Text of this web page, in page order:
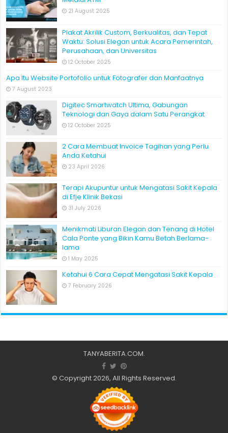
21 August 2025
Plakat Akrilik Custom, Berkualitas, dan Tepat
Waktu: Solusi Elegan untuk Acara Pemerintah,
Perusahaan, dan Universitas
12 October 2025
Apa Itu Website Portofolio untuk Fotografer dan Manfaatnya
7 August 2023
Digitec Smartwatch Ultima, Gabungan
Teknologi dan Gaya dalam Satu Perangkat
12 October 2025
2 Cara Membuat Invoice Tagihan yang Perlu
Anda Ketahui
23 April 2026
Terapi Akupuntur untuk Mengatasi Sakit Kepala
di Efje Klinik Bekasi
31 July 2026
Menikmati Liburan Elegan dan Tenang di Hotel
Cala Ponte yang Bikin Kamu Betah Berlama-
lama
1 May 2025
Ketahui 6 Cara Cepat Mengatasi Sakit Kepala
7 February 2026
TANYABERITA.COM.
© Copyright 2026, All Rights Reserved.